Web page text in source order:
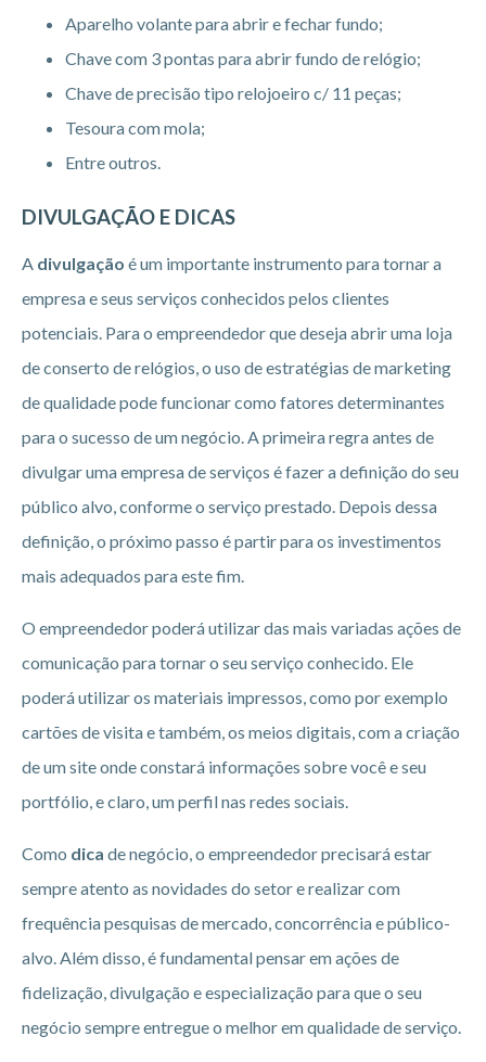
Aparelho volante para abrir e fechar fundo;
Chave com 3 pontas para abrir fundo de relógio;
Chave de precisão tipo relojoeiro c/ 11 peças;
Tesoura com mola;
Entre outros.
DIVULGAÇÃO E DICAS
A divulgação é um importante instrumento para tornar a
empresa e seus serviços conhecidos pelos clientes
potenciais. Para o empreendedor que deseja abrir uma loja
de conserto de relógios, o uso de estratégias de marketing
de qualidade pode funcionar como fatores determinantes
para o sucesso de um negócio. A primeira regra antes de
divulgar uma empresa de serviços é fazer a definição do seu
público alvo, conforme o serviço prestado. Depois dessa
definição, o próximo passo é partir para os investimentos
mais adequados para este fim.
O empreendedor poderá utilizar das mais variadas ações de
comunicação para tornar o seu serviço conhecido. Ele
poderá utilizar os materiais impressos, como por exemplo
cartões de visita e também, os meios digitais, com a criação
de um site onde constará informações sobre você e seu
portfólio, e claro, um perfil nas redes sociais.
Como dica de negócio, o empreendedor precisará estar
sempre atento as novidades do setor e realizar com
frequência pesquisas de mercado, concorrência e público-
alvo. Além disso, é fundamental pensar em ações de
fidelização, divulgação e especialização para que o seu
negócio sempre entregue o melhor em qualidade de serviço.